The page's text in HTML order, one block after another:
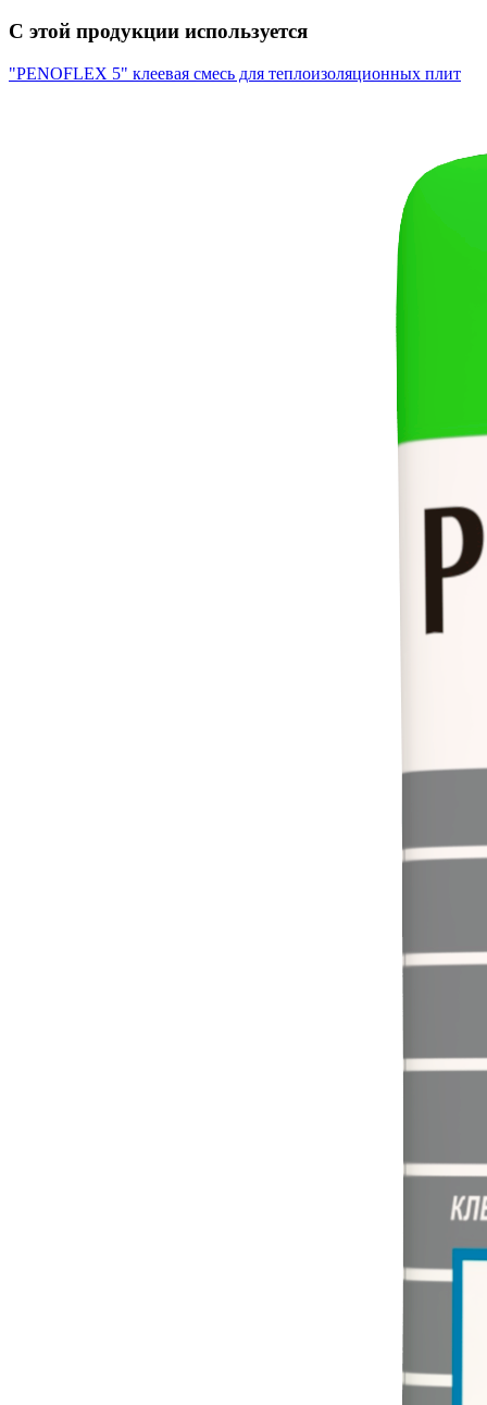
С этой продукции используется
"PENOFLEX 5" клеевая смесь для теплоизоляционных плит